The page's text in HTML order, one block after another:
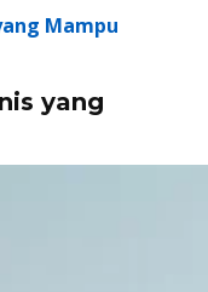
Mampu
yang